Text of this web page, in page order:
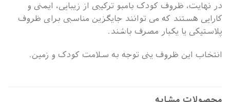
در نهایت، ظروف کودک بامبو ترکیبی از زیبایی، ایمنی و
کارایی هستند که می توانند جایگزین مناسبی برای ظروف
پلاستیکی یا یکبار مصرف باشند.
انتخاب این ظروف ینی توجه به سلامت کودک و زمین.
محصولات مشابه